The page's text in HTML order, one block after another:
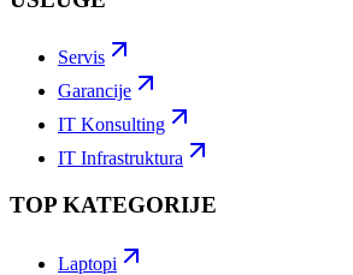
Servis
Garancije
IT Konsulting
IT Infrastruktura
TOP KATEGORIJE
Laptopi